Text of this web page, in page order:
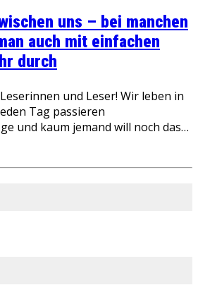
uns – bei manchen
auch mit einfachen
durch
und Leser! Wir leben in
Tag passieren
und kaum jemand will noch das…